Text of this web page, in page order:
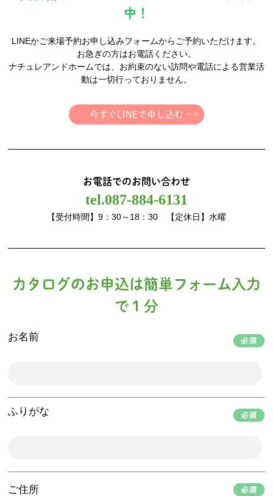
中！
LINEかご来場予約お申し込みフォームからご予約いただけます。
お急ぎの方はお電話ください。
ナチュレアンドホームでは、お約束のない訪問や電話による営業活
動は一切行っておりません。
今すぐLINEで申し込む
お電話でのお問い合わせ
tel.087-884-6131
【受付時間】9：30～18：30 【定休日】水曜
カタログのお申込は簡単フォーム入力
で１分
お名前
ふりがな
ご住所